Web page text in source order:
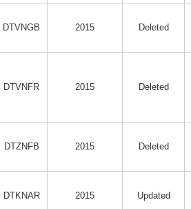
DTVNGB 2015 Deleted
DTVNFR 2015 Deleted
DTZNFB 2015 Deleted
DTKNAR 2015 Updated